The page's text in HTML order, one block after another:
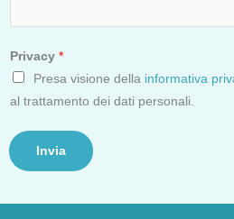
Privacy *
Presa visione della informativa
al trattamento dei dati personali.
Invia